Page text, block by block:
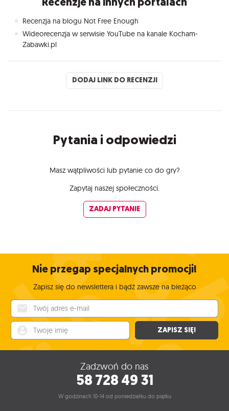
Recenzja na blogu Not Free Enough
Wideorecenzja w serwisie YouTube na kanale Kocham-
Zabawki.pl
DODAJ LINK DO RECENZJI
Pytania i odpowiedzi
Masz wątpliwości lub pytanie co do gry?
Zapytaj naszej społeczności.
ZADAJ PYTANIE
Nie przegap specjalnych promocji!
Zapisz się do newslettera i bądź zawsze na bieżąco
ZAPISZ SIĘ!
Zadzwoń do nas
58 728 49 31
W godzinach 10-14 od poniedziałku do piątku